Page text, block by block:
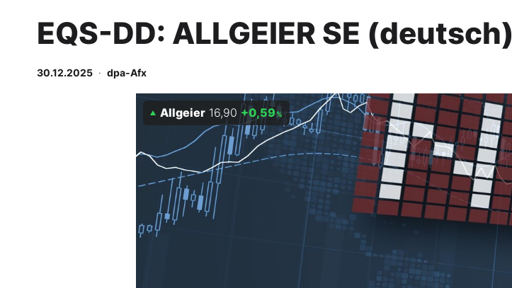
Abo & Shop
BO-Musterdepots
Experten
Mein B:O
Mein Konto
EQS-DD: ALLGEIER SE (deutsch)
30.12.2025 · dpa-Afx
Allgeier 16,90 +0,59%